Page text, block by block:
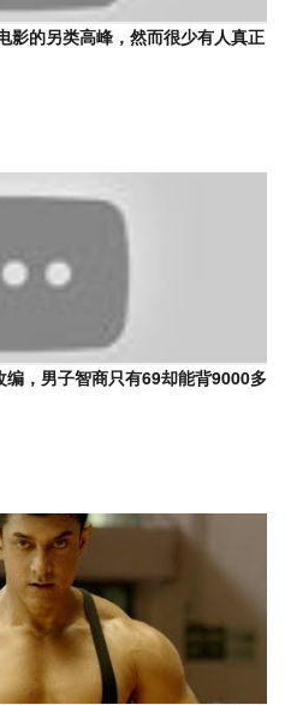
影的另类高峰，然而很少有人真正
编，男子智商只有69却能背9000多